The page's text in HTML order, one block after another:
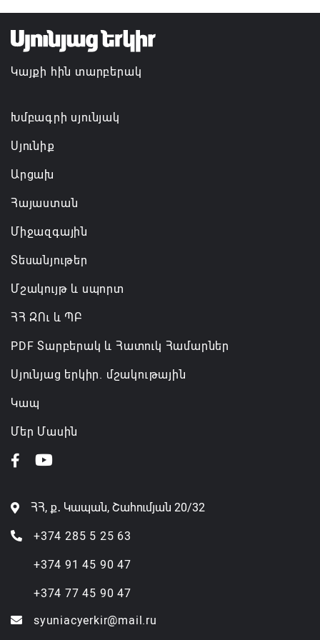
TRIP ծրագրով 120 մլն եվրո ներդրում՝
Հայաստանի մի շարք զբոսաշրջային
կլաստերների զարգացման համար
Կայքի հին տարբերակ
Խմբագրի սյունյակ
Սյունիք
Արցախ
Հայաստան
Միջազգային
Տեսանյութեր
Մշակույթ և սպորտ
ՀՀ ԶՈւ և ՊԲ
PDF Տարբերակ և Հատուկ Համարներ
Սյունյաց երկիր. մշակութային
Կապ
Մեր Մասին
ՀՀ, ք․ Կապան, Շահումյան 20/32
+374 285 5 25 63
+374 91 45 90 47
+374 77 45 90 47
syuniacyerkir@mail.ru